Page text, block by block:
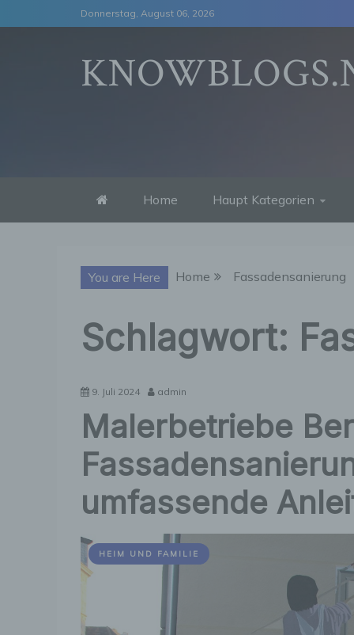
to
Donnerstag, August 06, 2026
Home Haupt Kategorien
You are Here Home Fassadensanierung
Schlagwort:
9. Juli 2024 admin
Malerbetriebe
umfassende
HEIM UND FAMILIE